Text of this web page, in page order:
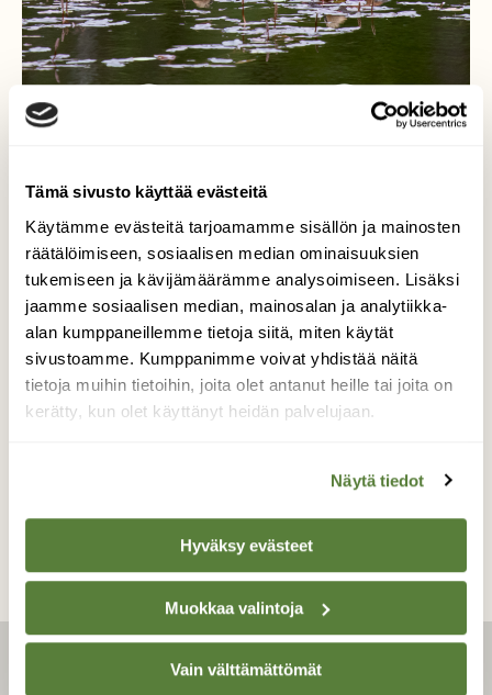
Tämä sivusto käyttää evästeitä
Käytämme evästeitä tarjoamamme sisällön ja mainosten
räätälöimiseen, sosiaalisen median ominaisuuksien
tukemiseen ja kävijämäärämme analysoimiseen. Lisäksi
jaamme sosiaalisen median, mainosalan ja analytiikka-
alan kumppaneillemme tietoja siitä, miten käytät
sivustoamme. Kumppanimme voivat yhdistää näitä
tietoja muihin tietoihin, joita olet antanut heille tai joita on
kerätty, kun olet käyttänyt heidän palvelujaan.
Näytä tiedot
Hyväksy evästeet
Muokkaa valintoja
Vain välttämättömät
Uikut
Mustakurkku-uikun pesintä ei onnistunut
tänä vuonna Huovilanpuistossa , syynä
ilmeisesti alku- kesän kylmyys ja sateisuus .
Valokuvaaja: Kauko Simonen, Kärkölä,
Huovilanpuisto 28.6.2017
TAKAISIN LISTAAN
LEHTI